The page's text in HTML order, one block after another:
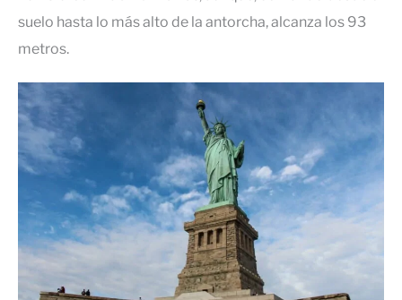
suelo hasta lo más alto de la antorcha, alcanza los 93
metros.